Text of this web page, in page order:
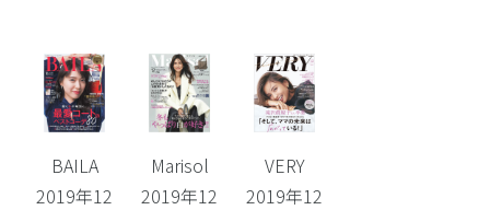
BAILA
2019年12
Marisol
2019年12
VERY
2019年12